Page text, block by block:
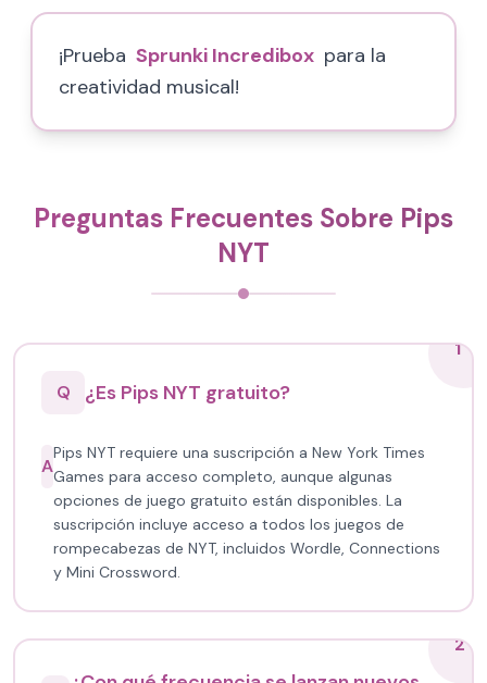
¡Prueba Sprunki Incredibox para la
creatividad musical!
Preguntas Frecuentes Sobre Pips
NYT
1
Q
¿Es Pips NYT gratuito?
A
Pips NYT requiere una suscripción a New York Times
Games para acceso completo, aunque algunas
opciones de juego gratuito están disponibles. La
suscripción incluye acceso a todos los juegos de
rompecabezas de NYT, incluidos Wordle, Connections
y Mini Crossword.
2